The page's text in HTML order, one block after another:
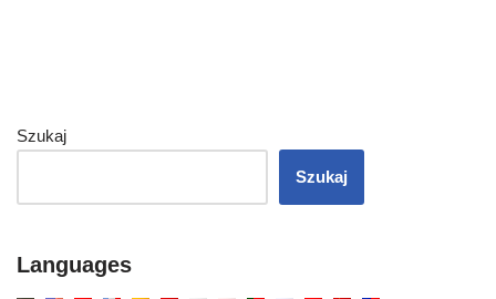
Szukaj
Szukaj
Languages